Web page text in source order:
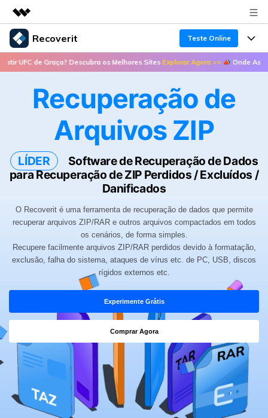
Produtos em destaque
Criatividade digital com IA generativa
Visão geral
Soluções
Sobre nós
Sala de imprensa
Loja
Recoverit Teste Online
Produtos
Recoverit para Windows
Uma ferramenta líder de recuperação de dados
para Windows
Teste Grátis
Recoverit para Mac
Recupere dados ilimitados do sistema Mac
Teste Grátis
Recoverit Grátis
Recupere dados perdidos/excluídos gratuitamente
Teste Grátis
Recursos
Recuperar arquivos de mídia
Recuperar arquivos de documentos
Recuperação de dispositivos
VERIFIQUE TODOS OS RECURSOS
Soluções de arquivos
Soluções para computadores
Soluções para armazenamento
Soluções de backup
ENCONTRAR MAIS SOLUÇÕES
Porque Recoverit
Especialista em recuperação de dados
Histórias de usuários
Tema Quente
Entrar
Teste Online
Graça? Descubra os Melhores SitesExplorar Agora >> 📣 Onde Assistir UFC
Recuperação de
Arquivos ZIP
LÍDER
Software de Recuperação de Dados
para Recuperação de ZIP Perdidos / Excluídos /
Danificados
O Recoverit é uma ferramenta de recuperação de dados que permite
recuperar arquivos ZIP/RAR e outros arquivos compactados em todos
os cenários, de forma simples.
Recupere facilmente arquivos ZIP/RAR perdidos devido à formatação,
exclusão, falha do sistema, ataques de vírus etc. de PC, USB, discos
rígidos externos etc.
Experimente Grátis
Comprar Agora